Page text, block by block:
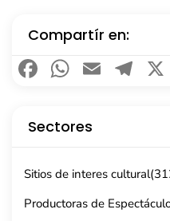
Compartír en:
Facebook
Email
Sectores
Sitios de interes cultural
Productoras de